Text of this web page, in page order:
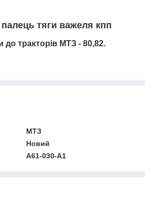
тяги важеля кпп
до тракторів МТЗ - 80,82.
МТЗ
Новий
А61-030-А1